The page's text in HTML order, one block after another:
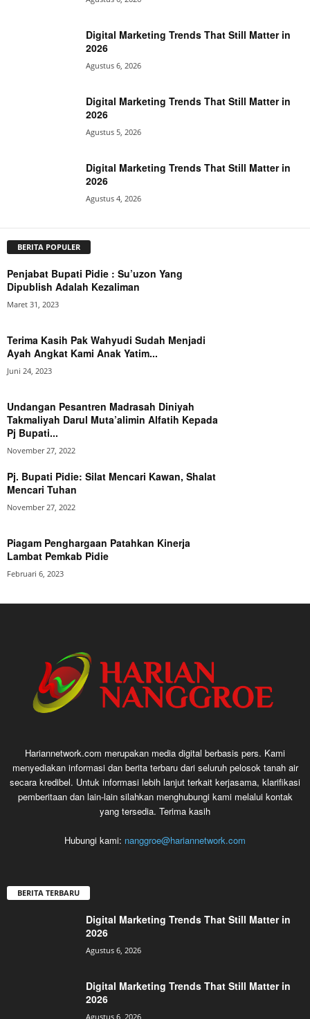
Digital Marketing Trends That Still Matter in
2026
Agustus 6, 2026
Digital Marketing Trends That Still Matter in
2026
Agustus 5, 2026
Digital Marketing Trends That Still Matter in
2026
Agustus 4, 2026
BERITA POPULER
Penjabat Bupati Pidie : Su’uzon Yang
Dipublish Adalah Kezaliman
Maret 31, 2023
Terima Kasih Pak Wahyudi Sudah Menjadi
Ayah Angkat Kami Anak Yatim...
Juni 24, 2023
Undangan Pesantren Madrasah Diniyah
Takmaliyah Darul Muta’alimin Alfatih Kepada
Pj Bupati...
November 27, 2022
Pj. Bupati Pidie: Silat Mencari Kawan, Shalat
Mencari Tuhan
November 27, 2022
Piagam Penghargaan Patahkan Kinerja
Lambat Pemkab Pidie
Februari 6, 2023
Hariannetwork.com merupakan media digital berbasis pers. Kami
menyediakan informasi dan berita terbaru dari seluruh pelosok tanah air
secara kredibel. Untuk informasi lebih lanjut terkait kerjasama, klarifikasi
pemberitaan dan lain-lain silahkan menghubungi kami melalui kontak
yang tersedia. Terima kasih
Hubungi kami: nanggroe@hariannetwork.com
BERITA TERBARU
Digital Marketing Trends That Still Matter in
2026
Agustus 6, 2026
Digital Marketing Trends That Still Matter in
2026
Agustus 6, 2026